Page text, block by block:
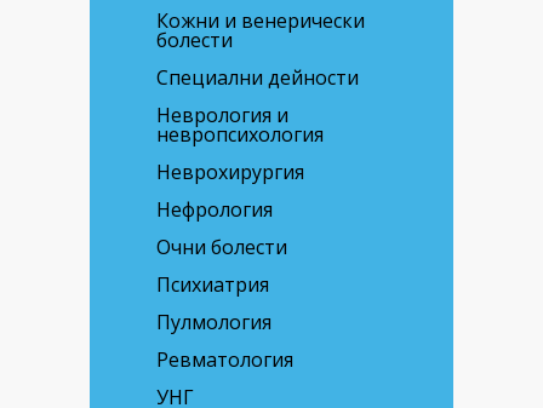
Кожни и венерически
болести
Специални дейности
Неврология и
невропсихология
Неврохирургия
Нефрология
Очни болести
Психиатрия
Пулмология
Ревматология
УНГ